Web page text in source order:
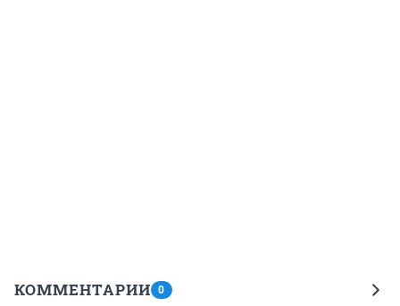
КОММЕНТАРИИ 0